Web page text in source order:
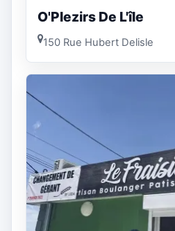
O'Plezirs De L'île
150 Rue Hubert Delisle